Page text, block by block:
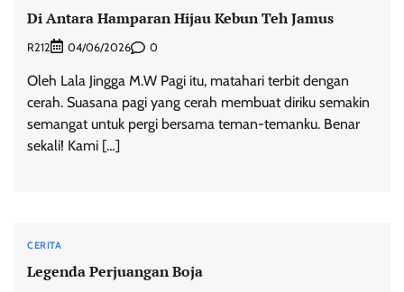
Di Antara Hamparan Hijau Kebun Teh Jamus
R212 04/06/2026 0
Oleh Lala Jingga M.W Pagi itu, matahari terbit dengan
cerah. Suasana pagi yang cerah membuat diriku semakin
semangat untuk pergi bersama teman-temanku. Benar
sekali! Kami […]
CERITA
Legenda Perjuangan Boja